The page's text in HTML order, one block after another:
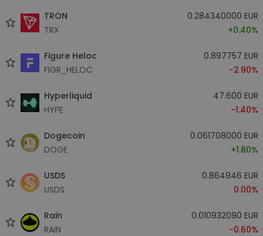
TRON
TRX
0.284340000 EUR
+0.40%
Figure Heloc
FIGR_HELOC
0.897757 EUR
-2.90%
Hyperliquid
HYPE
47.600 EUR
-1.40%
Dogecoin
DOGE
0.061708000 EUR
+1.80%
USDS
USDS
0.864946 EUR
0.00%
Rain
RAIN
0.010932090 EUR
-0.60%